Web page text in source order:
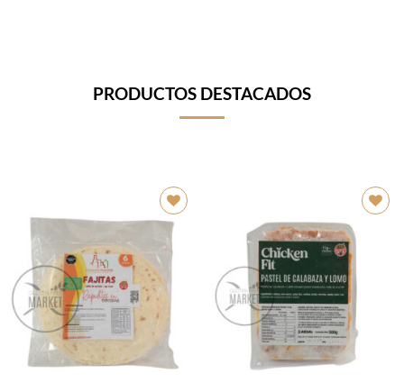
PRODUCTOS DESTACADOS
Añadir
a la
lista de
deseos